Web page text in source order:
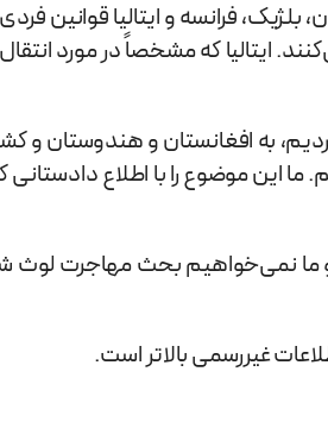
فرانسه و ایتالیا قوانین
که مشخصاً در مورد
به افغانستان و هندوستان و
ما این موضوع را با اطلاع
و ما نمی‌خواهیم بحث مهاجرت
غیررسمی بالاتر است.